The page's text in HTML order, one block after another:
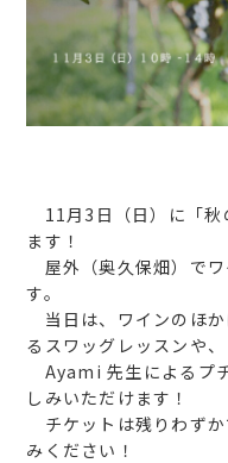
11月3日（日）に「秋
ます！
屋外（奥久保畑）で
す。
当日は、ワインのほ
るスワッグレッスンや
Ayami 先生によるプ
しみいただけます！
チケットは残りわず
みください！